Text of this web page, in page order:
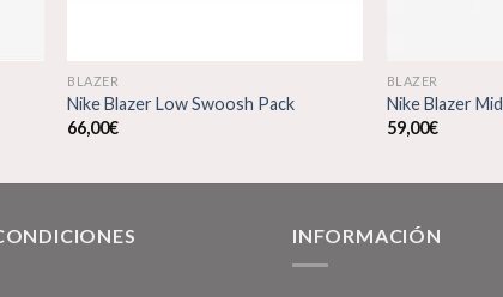
BLAZER
Nike Blazer Low Swoosh Pack
66,00€
BLAZER
Nike Blazer Mid
59,00€
INFORMACIÓN